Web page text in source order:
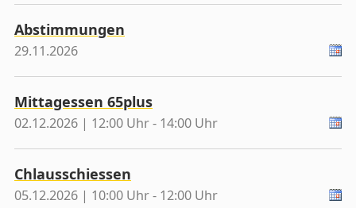
Abstimmungen
29.11.2026
Mittagessen 65plus
02.12.2026 | 12:00 Uhr - 14:00 Uhr
Chlausschiessen
05.12.2026 | 10:00 Uhr - 12:00 Uhr